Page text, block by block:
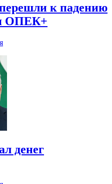
к падению
ОПЕК+
денег